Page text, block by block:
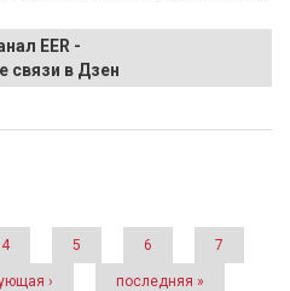
EER -
связи в Дзен
9 сентября
4 5 6 7
› последняя »